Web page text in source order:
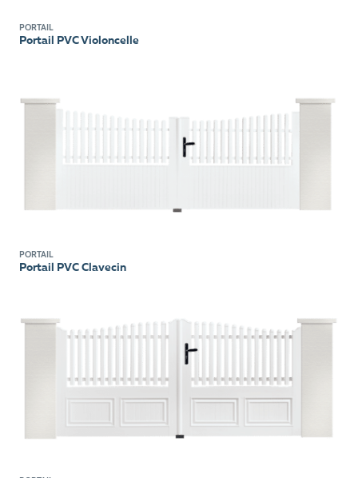
PORTAIL
Portail PVC Violoncelle
PORTAIL
Portail PVC Clavecin